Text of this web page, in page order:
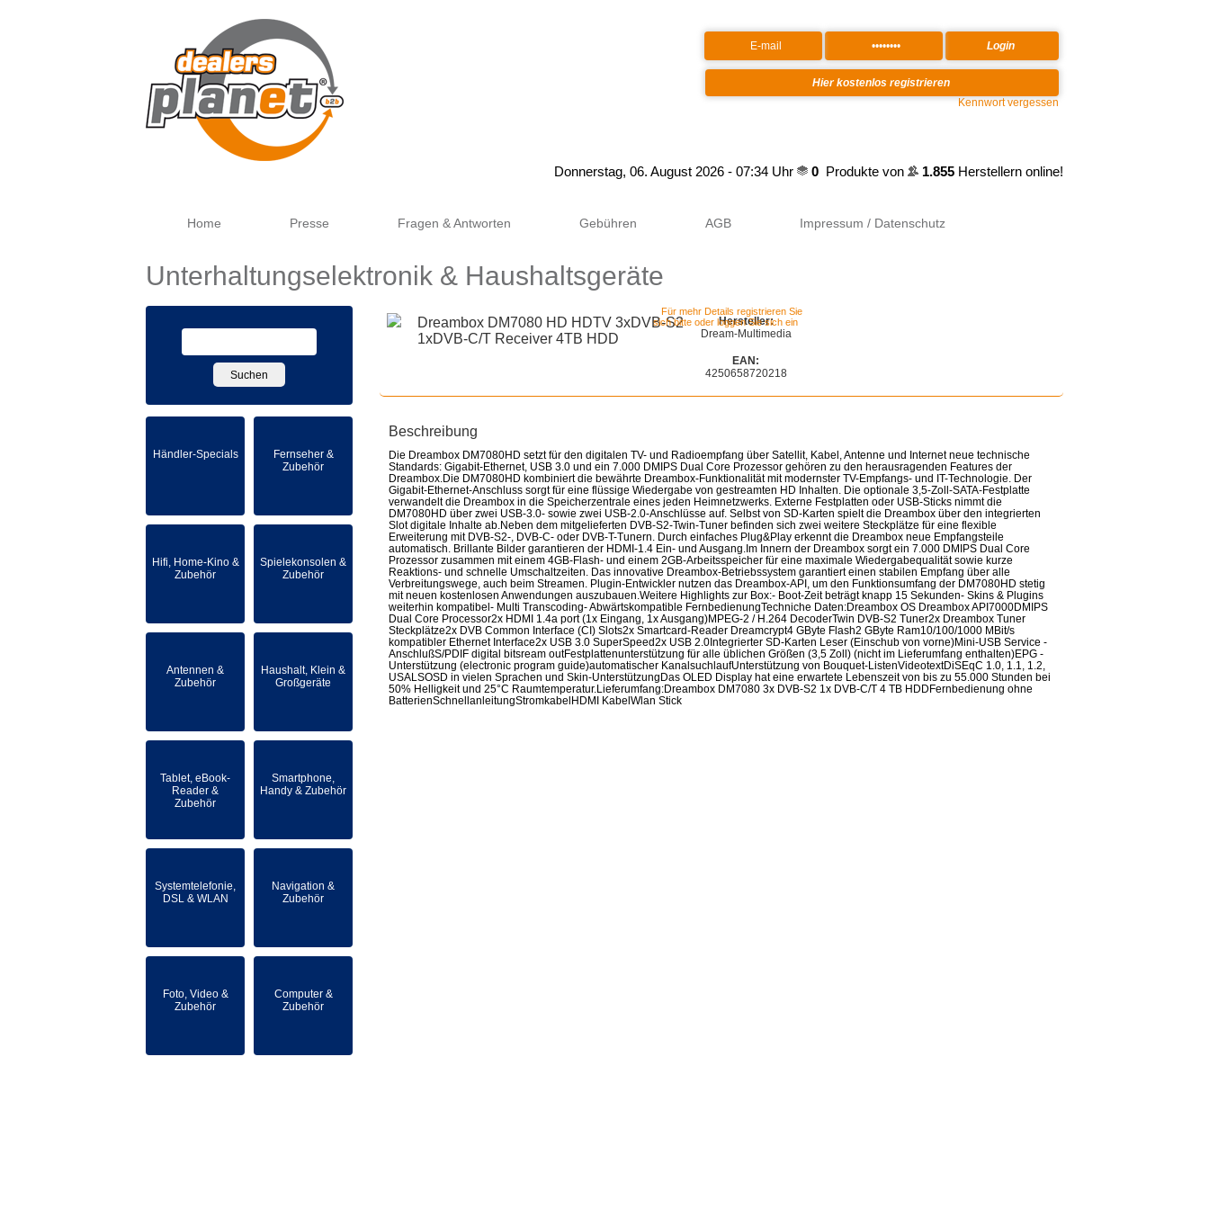
Kennwort vergessen
Donnerstag, 06. August 2026 - 07:34 Uhr 0 Produkte von 1.855 Herstellern online!
Home Presse Fragen & Antworten Gebühren AGB Impressum / Datenschutz
Unterhaltungselektronik & Haushaltsgeräte
Dreambox DM7080 HD HDTV 3xDVB-S2
1xDVB-C/T Receiver 4TB HDD
Hersteller:
Dream-Multimedia
EAN:
4250658720218
Für mehr Details registrieren Sie
sich bitte oder loggen Sie sich ein
Beschreibung
Die Dreambox DM7080HD setzt für den digitalen TV- und Radioempfang über Satellit, Kabel, Antenne und Internet neue technische
Standards: Gigabit-Ethernet, USB 3.0 und ein 7.000 DMIPS Dual Core Prozessor gehören zu den herausragenden Features der
Dreambox.Die DM7080HD kombiniert die bewährte Dreambox-Funktionalität mit modernster TV-Empfangs- und IT-Technologie. Der
Gigabit-Ethernet-Anschluss sorgt für eine flüssige Wiedergabe von gestreamten HD Inhalten. Die optionale 3,5-Zoll-SATA-Festplatte
verwandelt die Dreambox in die Speicherzentrale eines jeden Heimnetzwerks. Externe Festplatten oder USB-Sticks nimmt die
DM7080HD über zwei USB-3.0- sowie zwei USB-2.0-Anschlüsse auf. Selbst von SD-Karten spielt die Dreambox über den integrierten
Slot digitale Inhalte ab.Neben dem mitgelieferten DVB-S2-Twin-Tuner befinden sich zwei weitere Steckplätze für eine flexible
Erweiterung mit DVB-S2-, DVB-C- oder DVB-T-Tunern. Durch einfaches Plug&Play erkennt die Dreambox neue Empfangsteile
automatisch. Brillante Bilder garantieren der HDMI-1.4 Ein- und Ausgang.Im Innern der Dreambox sorgt ein 7.000 DMIPS Dual Core
Prozessor zusammen mit einem 4GB-Flash- und einem 2GB-Arbeitsspeicher für eine maximale Wiedergabequalität sowie kurze
Reaktions- und schnelle Umschaltzeiten. Das innovative Dreambox-Betriebssystem garantiert einen stabilen Empfang über alle
Verbreitungswege, auch beim Streamen. Plugin-Entwickler nutzen das Dreambox-API, um den Funktionsumfang der DM7080HD stetig
mit neuen kostenlosen Anwendungen auszubauen.Weitere Highlights zur Box:- Boot-Zeit beträgt knapp 15 Sekunden- Skins & Plugins
weiterhin kompatibel- Multi Transcoding- Abwärtskompatible FernbedienungTechniche Daten:Dreambox OS Dreambox API7000DMIPS
Dual Core Processor2x HDMI 1.4a port (1x Eingang, 1x Ausgang)MPEG-2 / H.264 DecoderTwin DVB-S2 Tuner2x Dreambox Tuner
Steckplätze2x DVB Common Interface (CI) Slots2x Smartcard-Reader Dreamcrypt4 GByte Flash2 GByte Ram10/100/1000 MBit/s
kompatibler Ethernet Interface2x USB 3.0 SuperSpeed2x USB 2.0Integrierter SD-Karten Leser (Einschub von vorne)Mini-USB Service -
AnschlußS/PDIF digital bitsream outFestplattenunterstützung für alle üblichen Größen (3,5 Zoll) (nicht im Lieferumfang enthalten)EPG -
Unterstützung (electronic program guide)automatischer KanalsuchlaufUnterstützung von Bouquet-ListenVideotextDiSEqC 1.0, 1.1, 1.2,
USALSOSD in vielen Sprachen und Skin-UnterstützungDas OLED Display hat eine erwartete Lebenszeit von bis zu 55.000 Stunden bei
50% Helligkeit und 25°C Raumtemperatur.Lieferumfang:Dreambox DM7080 3x DVB-S2 1x DVB-C/T 4 TB HDDFernbedienung ohne
BatterienSchnellanleitungStromkabelHDMI KabelWlan Stick
Händler-Specials
Fernseher &
Zubehör
Hifi, Home-Kino &
Zubehör
Spielekonsolen &
Zubehör
Antennen &
Zubehör
Haushalt, Klein &
Großgeräte
Tablet, eBook-
Reader &
Zubehör
Smartphone,
Handy & Zubehör
Systemtelefonie,
DSL & WLAN
Navigation &
Zubehör
Foto, Video &
Zubehör
Computer &
Zubehör